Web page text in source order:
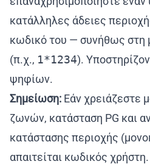
κατάλληλες άδειες
κωδικό του — συνήθως στη
(π.χ., 1*1234).
ψηφίων.
Σημείωση: Εάν χρειάζεστε
ζωνών, κατάσταση PG και
κατάστασης περιοχής
απαιτείται κωδικός χρήστη.